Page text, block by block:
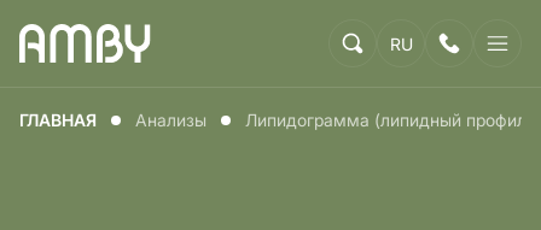
RU
ГЛАВНАЯ Анализы Липидограмма (липидный профиль)